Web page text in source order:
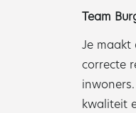
Team
Je maakt
correcte
kwaliteit